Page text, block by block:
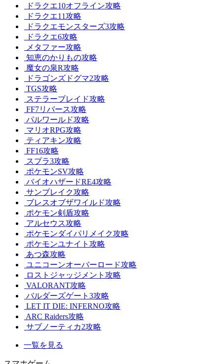
ドラクエ10オフライン攻略
ドラクエ11攻略
ドラクエモンスターズ3攻略
ドラクエ6攻略
メタファー攻略
知恵のかりもの攻略
魔女の泉R攻略
ドラゴンズドグマ2攻略
TGS攻略
ステラーブレイド攻略
FF7リバース攻略
パルワールド攻略
マリオRPG攻略
ティアキン攻略
FF16攻略
スプラ3攻略
ポケモンSV攻略
バイオハザードRE4攻略
サンブレイク攻略
ブレスオブザワイルド攻略
ポケモン剣盾攻略
アルセウス攻略
ポケモンダイパリメイク攻略
ポケモンユナイト攻略
あつ森攻略
ユニコーンオーバーロード攻略
ロストジャッジメント攻略
VALORANT攻略
バルダーズゲート3攻略
LET IT DIE: INFERNO攻略
ARC Raiders攻略
サブノーティカ2攻略
一覧を見る